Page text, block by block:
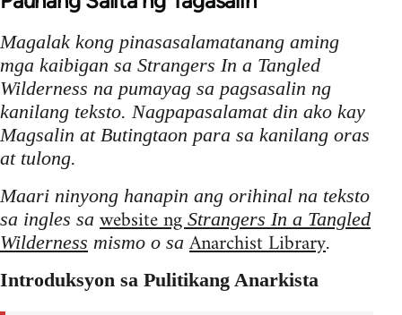
Magalak kong pinasasalamatanang aming
mga kaibigan sa Strangers In a Tangled
Wilderness na pumayag sa pagsasalin ng
kanilang teksto. Nagpapasalamat din ako kay
Magsalin at Butingtaon para sa kanilang oras
at tulong.
Maari ninyong hanapin ang orihinal na teksto
sa ingles sa website ngStrangers In a Tangled
Wilderness mismo o sa Anarchist Library.
Introduksyon sa Pulitikang Anarkista